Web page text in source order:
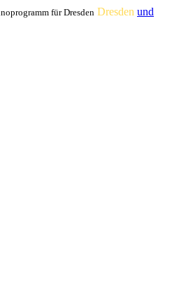
für Dresden Dresden und